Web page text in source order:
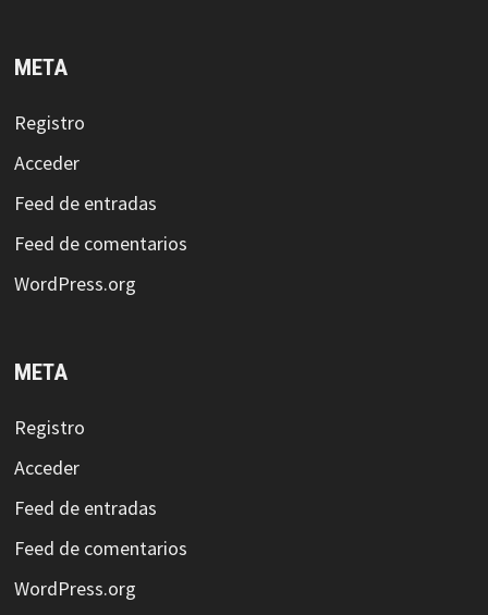
META
Registro
Acceder
Feed de entradas
Feed de comentarios
WordPress.org
META
Registro
Acceder
Feed de entradas
Feed de comentarios
WordPress.org